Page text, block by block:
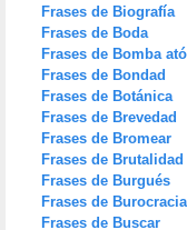
Frases de Biografía
Frases de Boda
Frases de Bomba
Frases de Bondad
Frases de Botánica
Frases de Brevedad
Frases de Bromear
Frases de Brutalidad
Frases de Burgués
Frases de Burocracia
Frases de Buscar